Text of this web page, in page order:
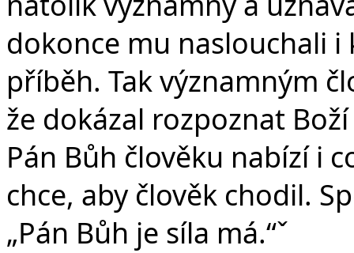
dokonce mu naslouchali i
příběh. Tak významným
že dokázal rozpoznat
Pán Bůh člověku nabízí i
chce, aby člověk chodil.
„Pán Bůh je síla má.“ˇ